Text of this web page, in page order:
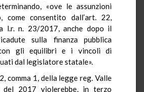
«ove le assunzioni
come consentito dall’art. 22,
l.r. n. 23/2017, anche dopo il
sulla finanza pubblica
con gli equilibri e i vincoli di
dal legislatore statale».
comma 1, della legge reg. Valle
del 2017 violerebbe, in terzo